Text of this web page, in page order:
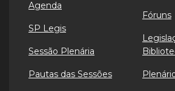
Agenda
SP Legis
Sessão Plenária
Pautas das Sessões
Fóruns